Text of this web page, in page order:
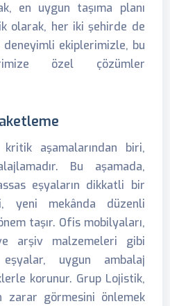
en uygun taşıma planı
olarak, her iki şehirde de
ekiplerimizle, bu
özel çözümler
aşamalarından biri,
Bu aşamada,
eşyaların dikkatli bir
yeni mekânda düzenli
taşır. Ofis mobilyaları,
arşiv malzemeleri gibi
uygun ambalaj
korunur. Grup Lojistik,
zarar görmesini önlemek